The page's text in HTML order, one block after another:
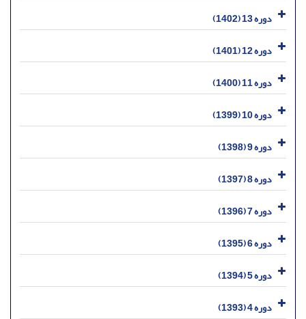
دوره 13 (1402)
دوره 12 (1401)
دوره 11 (1400)
دوره 10 (1399)
دوره 9 (1398)
دوره 8 (1397)
دوره 7 (1396)
دوره 6 (1395)
دوره 5 (1394)
دوره 4 (1393)